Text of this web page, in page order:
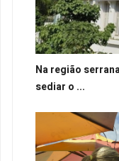
Na região
sediar o ...